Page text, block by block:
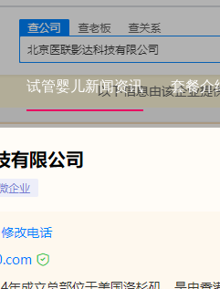
试管婴儿新闻资讯 套餐介